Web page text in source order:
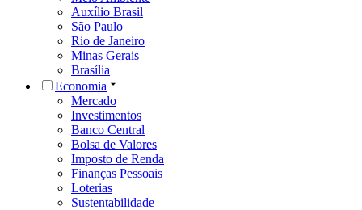
Auxílio Brasil
São Paulo
Rio de Janeiro
Minas Gerais
Brasília
Economia
Mercado
Investimentos
Banco Central
Bolsa de Valores
Imposto de Renda
Finanças Pessoais
Loterias
Sustentabilidade